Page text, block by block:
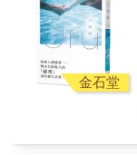
金石堂